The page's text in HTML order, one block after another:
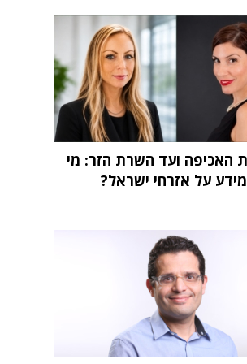
האכיפה ועד השרת הזר: מי
על אזרחי ישראל?